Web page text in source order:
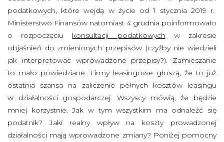
podatkowych, które wejdą w życie od 1 stycznia 2019 r.
Ministerstwo Finansów natomiast 4 grudnia poinformowało
o rozpoczęciu konsultacji podatkowych w zakresie
objaśnień do zmienionych przepisów (czyżby nie wiedzieli
jak interpretować wprowadzone przepisy?). Zamieszanie
to mało powiedziane. Firmy leasingowe głoszą, że to już
ostatnia szansa na zaliczenie pełnych kosztów leasingu
w działalności gospodarczej. Wszyscy mówią, że będzie
mniej korzystnie. Jak w tym wszystkim ma odnaleźć się
podatnik? Jaki realny wpływ na koszty prowadzonej
działalności mają wprowadzone zmiany? Poniżej pomocny